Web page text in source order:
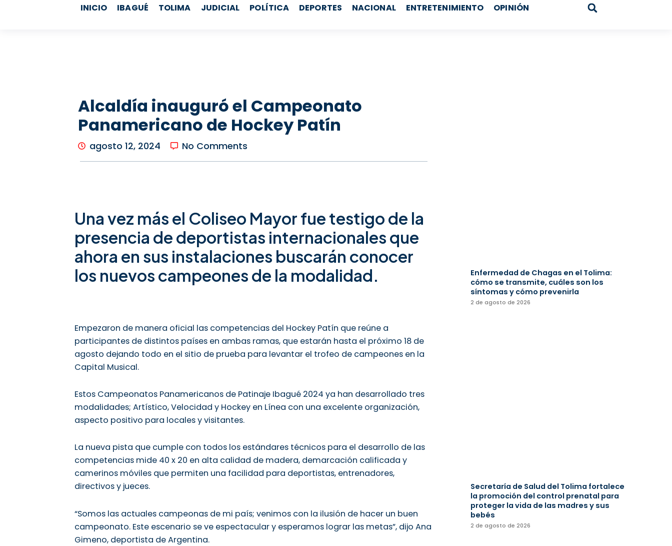
b
a
u
INICIO IBAGUÉ TOLIMA JUDICIAL POLÍTICA DEPORTES NACIONAL ENTRETENIMIENTO OPINIÓN Search
Alcaldía inauguró el Campeonato
Panamericano de Hockey Patín
agosto 12, 2024 No Comments
Una vez más el Coliseo Mayor fue testigo de la
presencia de deportistas internacionales que
ahora en sus instalaciones buscarán conocer
los nuevos campeones de la modalidad.
Empezaron de manera oficial las competencias del Hockey Patín que reúne a
participantes de distintos países en ambas ramas, que estarán hasta el próximo 18 de
agosto dejando todo en el sitio de prueba para levantar el trofeo de campeones en la
Capital Musical.
Estos Campeonatos Panamericanos de Patinaje Ibagué 2024 ya han desarrollado tres
modalidades; Artístico, Velocidad y Hockey en Línea con una excelente organización,
aspecto positivo para locales y visitantes.
La nueva pista que cumple con todos los estándares técnicos para el desarrollo de las
competencias mide 40 x 20 en alta calidad de madera, demarcación calificada y
camerinos móviles que permiten una facilidad para deportistas, entrenadores,
directivos y jueces.
“Somos las actuales campeonas de mi país; venimos con la ilusión de hacer un buen
campeonato. Este escenario se ve espectacular y esperamos lograr las metas”, dijo Ana
Gimeno, deportista de Argentina.
Enfermedad de Chagas en el Tolima:
cómo se transmite, cuáles son los
síntomas y cómo prevenirla
2 de agosto de 2026
Secretaría de Salud del Tolima fortalece
la promoción del control prenatal para
proteger la vida de las madres y sus
bebés
2 de agosto de 2026